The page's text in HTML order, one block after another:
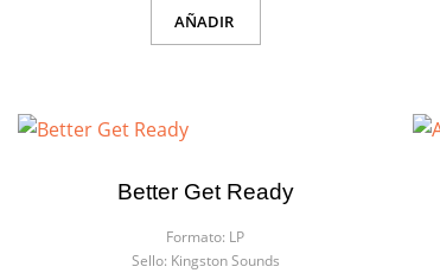
AÑADIR
Better Get Ready
Formato: LP
Sello: Kingston Sounds